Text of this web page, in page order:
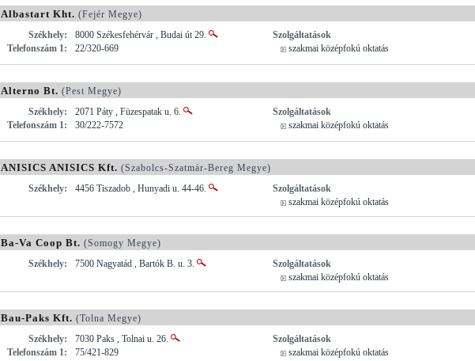
Albastart Kht. (Fejér Megye)
Székhely:
8000 Székesfehérvár , Budai út 29.
Telefonszám 1:
22/320-669
Szolgáltatások
szakmai középfokú oktatás
Alterno Bt. (Pest Megye)
Székhely:
2071 Páty , Füzespatak u. 6.
Telefonszám 1:
30/222-7572
Szolgáltatások
szakmai középfokú oktatás
ANISICS ANISICS Kft. (Szabolcs-Szatmár-Bereg Megye)
Székhely:
4456 Tiszadob , Hunyadi u. 44-46.
Szolgáltatások
szakmai középfokú oktatás
Ba-Va Coop Bt. (Somogy Megye)
Székhely:
7500 Nagyatád , Bartók B. u. 3.
Szolgáltatások
szakmai középfokú oktatás
Bau-Paks Kft. (Tolna Megye)
Székhely:
7030 Paks , Tolnai u. 26.
Telefonszám 1:
75/421-829
Szolgáltatások
szakmai középfokú oktatás